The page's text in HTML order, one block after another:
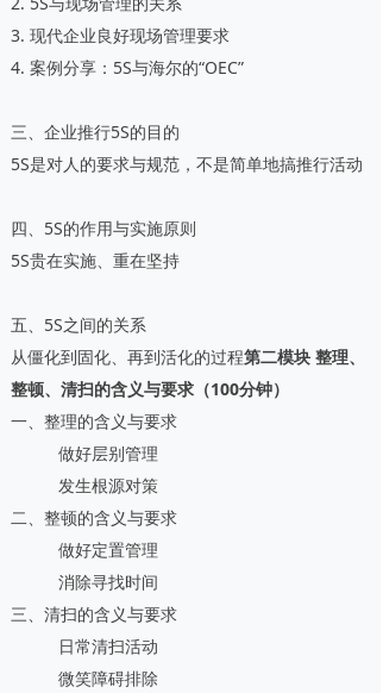
3. 现代企业良好现场管理要求
4. 案例分享：5S与海尔的“OEC”
三、企业推行5S的目的
5S是对人的要求与规范，不是简单地搞推行活动
四、5S的作用与实施原则
5S贵在实施、重在坚持
五、5S之间的关系
从僵化到固化、再到活化的过程第二模块 整理、
整顿、清扫的含义与要求（100分钟）
一、整理的含义与要求
做好层别管理
发生根源对策
二、整顿的含义与要求
做好定置管理
消除寻找时间
三、清扫的含义与要求
日常清扫活动
微笑障碍排除